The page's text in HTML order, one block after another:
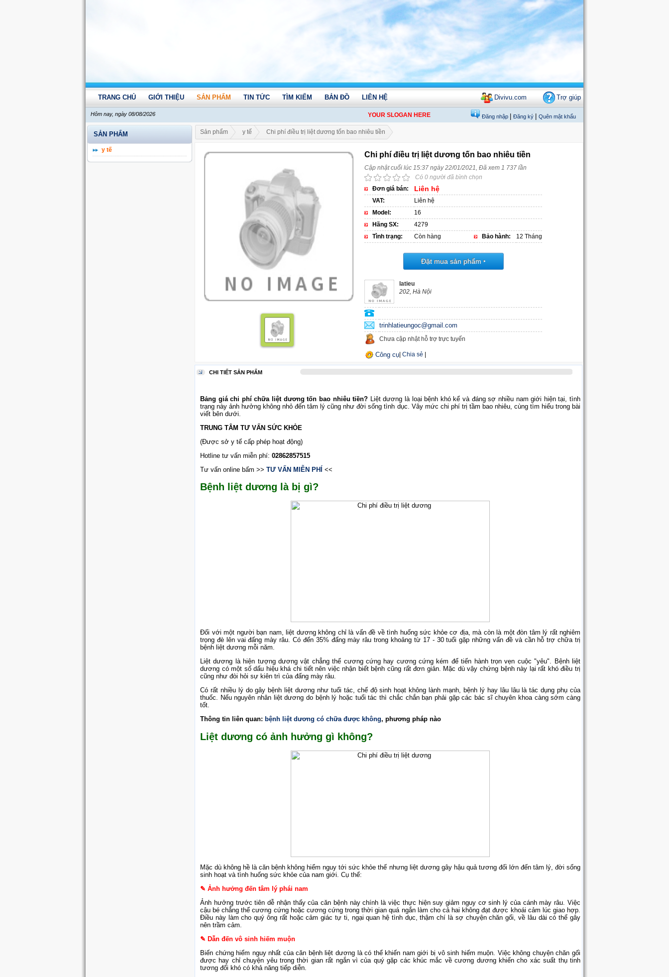
TRANG CHỦ GIỚI THIỆU SẢN PHẨM TIN TỨC TÌM KIẾM BẢN ĐỒ LIÊN HỆ Divivu.com Trợ giúp
Hôm nay, ngày 08/08/2026 YOUR SLOGAN HERE Đăng nhập Đăng ký Quên mật khẩu
SẢN PHẨM
y tế
Sản phẩm y tế Chi phí điều trị liệt dương tốn bao nhiêu tiền
Chi phí điều trị liệt dương tốn bao nhiêu tiền
Cập nhật cuối lúc 15:37 ngày 22/01/2021, Đã xem 1 737 lần
Có 0 người đã bình chọn
Đơn giá bán:
Liên hệ
VAT:
Liên hệ
Model:
16
Hãng SX:
4279
Tình trạng:
Còn hàng Bảo hành: 12 Tháng
Đặt mua sản phẩm ‣
latieu
202, Hà Nội
trinhlatieungoc@gmail.com
Chưa cập nhật hỗ trợ trực tuyến
Chia sẻ
Công cụ
CHI TIẾT SẢN PHẨM
Bảng giá chi phí chữa liệt dương tốn bao nhiêu tiền? Liệt dương là loại bệnh khó kể và đáng sợ nhiều nam giới hiện tại, tình
trạng này ảnh hưởng không nhỏ đến tâm lý cũng như đời sống tình dục. Vây mức chi phí trị tầm bao nhiêu, cùng tìm hiểu trong bài
viết bên dưới.
TRUNG TÂM TƯ VẤN SỨC KHỎE
(Được sở y tế cấp phép hoạt động)
Hotline tư vấn miễn phí: 02862857515
Tư vấn online bấm >> TƯ VẤN MIỄN PHÍ <<
Bệnh liệt dương là bị gì?
Đối với một người bạn nam, liệt dương không chỉ là vấn đề về tình huống sức khỏe cơ địa, mà còn là một đòn tâm lý rất nghiêm
trọng đè lên vai đấng mày râu. Có đến 35% đấng mày râu trong khoảng từ 17 - 30 tuổi gặp những vấn đề và cần hỗ trợ chữa trị
bệnh liệt dương mỗi năm.
Liệt dương là hiện tượng dương vật chẳng thể cương cứng hay cương cứng kém để tiến hành trọn vẹn cuộc "yêu". Bệnh liệt
dương có một số dấu hiệu khá chi tiết nên việc nhận biết bệnh cũng rất đơn giản. Mặc dù vậy chứng bệnh này lại rất khó điều trị
cũng như đòi hỏi sự kiên trì của đấng mày râu.
Có rất nhiều lý do gây bệnh liệt dương như tuổi tác, chế độ sinh hoạt không lành mạnh, bệnh lý hay lâu lâu là tác dụng phụ của
thuốc. Nếu nguyên nhân liệt dương do bệnh lý hoặc tuổi tác thì chắc chắn bạn phải gặp các bác sĩ chuyên khoa càng sớm càng
tốt.
Thông tin liên quan: bệnh liệt dương có chữa được không, phương pháp nào
Liệt dương có ảnh hưởng gì không?
Mặc dù không hề là căn bệnh không hiểm nguy tới sức khỏe thế nhưng liệt dương gây hậu quả tương đối lớn đến tâm lý, đời sống
sinh hoạt và tình huống sức khỏe của nam giới. Cụ thể:
✎ Ảnh hưởng đến tâm lý phái nam
Ảnh hưởng trước tiên dễ nhận thấy của căn bệnh này chính là việc thực hiện suy giảm nguy cơ sinh lý của cánh mày râu. Việc
cậu bé chẳng thể cương cứng hoặc cương cứng trong thời gian quá ngắn làm cho cả hai không đạt được khoái cảm lúc giao hợp.
Điều này làm cho quý ông rất hoặc cảm giác tự ti, ngại quan hệ tình dục, thậm chí là sợ chuyện chăn gối, về lâu dài có thể gây
nên trầm cảm.
✎ Dẫn đến vô sinh hiếm muộn
Biến chứng hiểm nguy nhất của căn bệnh liệt dương là có thể khiến nam giới bị vô sinh hiếm muộn. Việc không chuyện chăn gối
được hay chỉ chuyện yêu trong thời gian rất ngắn vì của quý gặp các khúc mắc về cương dương khiến cho xác suất thụ tinh
tương đối khó có khả năng tiếp diễn.